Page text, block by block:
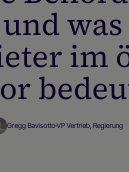
im
Gregg BavisottoVP Vertrieb, Regierung